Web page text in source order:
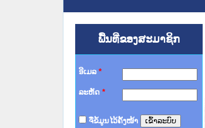
ພື້ນທີ່ຂອງສະມາຊິກ
ອີເມລ *
ລະຫັດ *
ຈື່ຂໍ້ມູນໄວ້ຄັ້ງໜ້າ